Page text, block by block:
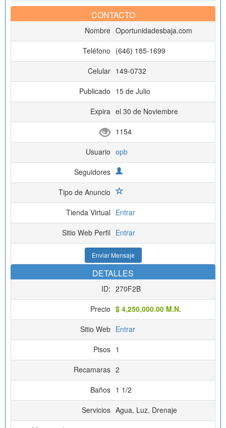
CONTACTO
Nombre Oportunidadesbaja.com
Teléfono (646) 185-1699
Celular 149-0732
Publicado 15 de Julio
Expira el 30 de Noviembre
1154
Usuario opb
Seguidores
Tipo de Anuncio
Tienda Virtual Entrar
Sitio Web Perfil Entrar
Enviar Mensaje
DETALLES
ID: 270F2B
Precio $ 4,250,000.00 M.N.
Sitio Web Entrar
Pisos 1
Recamaras 2
Baños 1 1/2
Servicios Agua, Luz, Drenaje